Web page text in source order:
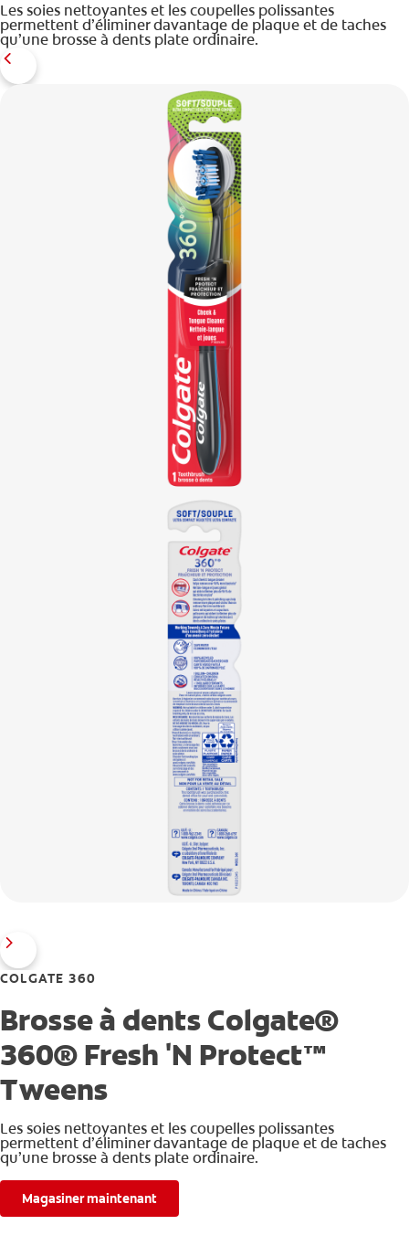
Les soies nettoyantes et les coupelles polissantes
permettent d’éliminer davantage de plaque et de taches
qu’une brosse à dents plate ordinaire.
COLGATE 360
Brosse à dents Colgate®
360® Fresh 'N Protect™
Tweens
Les soies nettoyantes et les coupelles polissantes
permettent d’éliminer davantage de plaque et de taches
qu’une brosse à dents plate ordinaire.
Magasiner maintenant